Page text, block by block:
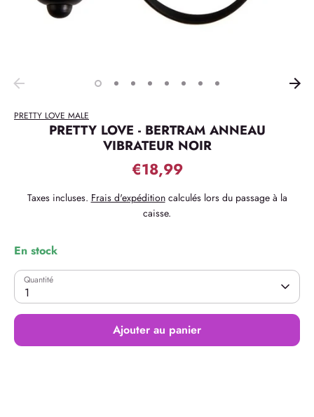
PRETTY LOVE MALE
PRETTY LOVE - BERTRAM ANNEAU
VIBRATEUR NOIR
€18,99
Taxes incluses. Frais d'expéditioncalculés lors du passage à la
caisse.
En stock
Quantité
1
Ajouter au panier